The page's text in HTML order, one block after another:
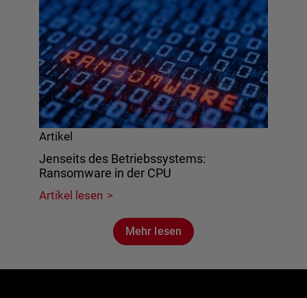
Artikel
Jenseits des Betriebssystems:
Ransomware in der CPU
Artikel lesen
Mehr lesen